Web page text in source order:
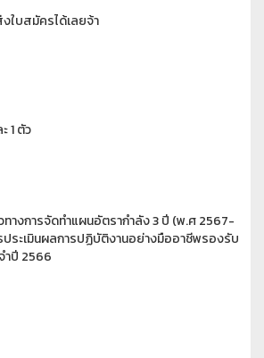
ใบสมัครได้เลยจ้า
1 ตัว
างการจัดทำแผนอัตรากำลัง 3 ปี (พ.ศ 2567-
ประเมินผลการปฏิบัติงานอย่างมืออาชีพรองรับ
ำปี 2566